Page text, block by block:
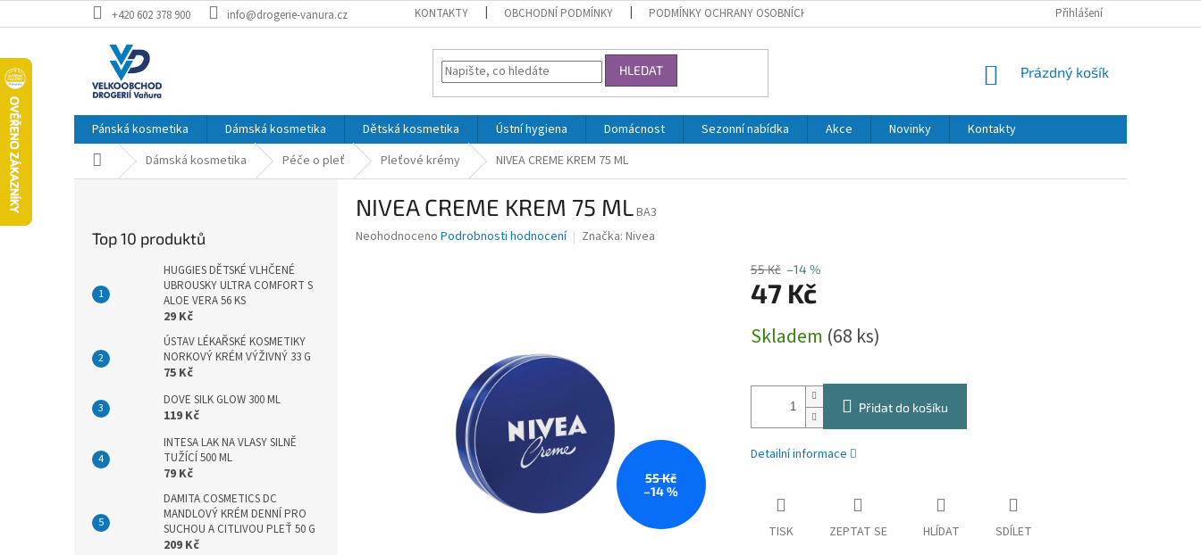
na
+420 602 378 900 info@drogerie-vanura.cz KONTAKTY OBCHODNÍ PODMÍNKY PODMÍNKY OCHRANY OSOBNÍCH ÚDAJŮ Přihlášení
HLEDAT
NÁKUPNÍ
Prázdný košík
Pánská kosmetika Dámská kosmetika Dětská kosmetika Ústní hygiena Domácnost Sezonní nabídka Akce Novinky
Kontakty
Domů Dámská kosmetika Péče o pleť Pleťové krémy NIVEA CREME KREM 75 ML
Top 10 produktů
HUGGIES DĚTSKÉ VLHČENÉ
UBROUSKY ULTRA COMFORT S
ALOE VERA 56 KS
29 Kč
ÚSTAV LÉKAŘSKÉ KOSMETIKY
NORKOVÝ KRÉM VÝŽIVNÝ 33 G
75 Kč
DOVE SILK GLOW 300 ML
119 Kč
INTESA LAK NA VLASY SILNĚ
TUŽÍCÍ 500 ML
79 Kč
DAMITA COSMETICS DC
MANDLOVÝ KRÉM DENNÍ PRO
SUCHOU A CITLIVOU PLEŤ 50 G
209 Kč
NIVEA CREME KREM 75 MLBA3
Průměrné
Neohodnoceno Podrobnosti hodnocení Značka: Nivea
55 Kč
–14 %
55 Kč –14 %
47 Kč
cena:
Skladem (68 ks)
Přidat do košíku
Detailní informace
TISK ZEPTAT SE HLÍDAT SDÍLET